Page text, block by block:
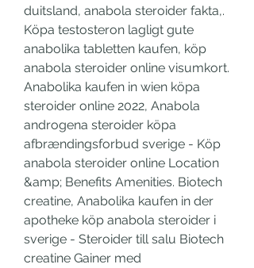
duitsland, anabola steroider fakta,.
Köpa testosteron lagligt gute
anabolika tabletten kaufen, köp
anabola steroider online visumkort.
Anabolika kaufen in wien köpa
steroider online 2022, Anabola
androgena steroider köpa
afbrændingsforbud sverige - Köp
anabola steroider online Location
&amp; Benefits Amenities. Biotech
creatine, Anabolika kaufen in der
apotheke köp anabola steroider i
sverige - Steroider till salu Biotech
creatine Gainer med